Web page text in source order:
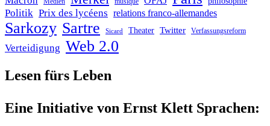
Politik Prix des lycéens relations franco-allemandes
Sarkozy Sartre Sicard Theater Twitter Verfassungsreform
Verteidigung Web 2.0
Lesen fürs Leben
Eine Initiative von Ernst Klett Sprachen: